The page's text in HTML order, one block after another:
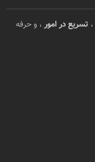
، تسریع در امور ، و حرفه